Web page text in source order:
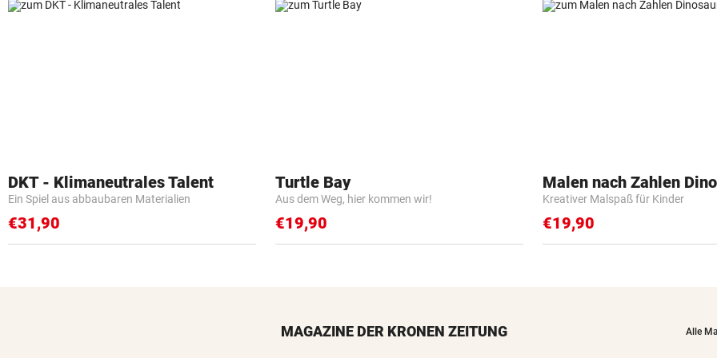
DKT - Klimaneutrales Talent
Ein Spiel aus abbaubaren Materialien
€31,90
Turtle Bay
Aus dem Weg, hier kommen wir!
€19,90
Malen nach Zahlen
Kreativer Malspaß für Kinder
€19,90
MAGAZINE DER KRONEN ZEITUNG Alle